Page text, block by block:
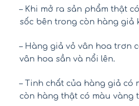
– Khi mở ra sản phẩm thật
sốc bên trong còn hàng giả
– Hàng giả vỏ vân hoa trơn
vân hoa sần và nổi lên.
– Tinh chất của hàng giả có
còn hàng thật có màu vàng